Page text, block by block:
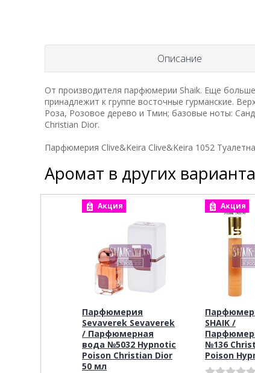
Описание
От производителя парфюмерии Shaik. Еще
принадлежит к группе восточные гурманские.
Роза, Розовое дерево и Тмин; базовые ноты:
Christian Dior.
Парфюмерия Clive&Keira Clive&Keira 1052
Аромат в других
Акция
Парфюмерия
Sevaverek Sevaverek
/ Парфюмерная
вода №5032 Hypnotic
Poison Christian Dior
50 мл
Акция
SHAIK /
№136
Poison